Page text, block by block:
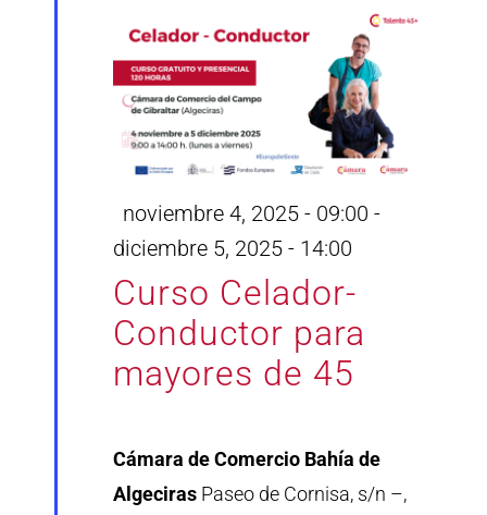
Curso Celador-
Conductor para
mayores de 45
Destacado
noviembre 4, 2025 - 09:00 -
diciembre 5, 2025 - 14:00
Cámara de Comercio Bahía de
Algeciras Paseo de Cornisa, s/n –,